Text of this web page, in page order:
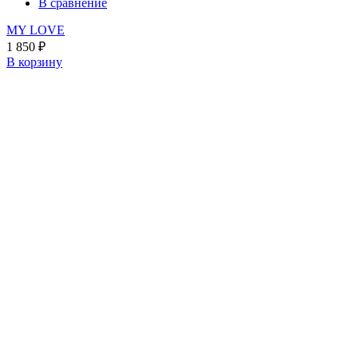
В сравнение
MY LOVE
1 850 ₽
В корзину